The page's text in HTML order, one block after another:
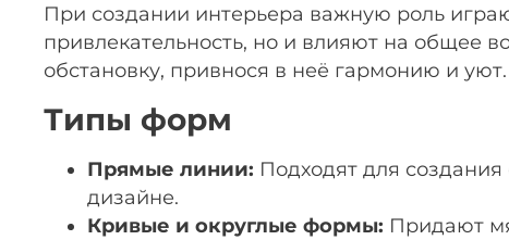
При создании интерьера важную роль
привлекательность, но и влияют на общее
обстановку, привнося в неё гармонию и уют.
Типы форм
Прямые линии: Подходят для
дизайне.
Кривые и округлые формы: Придают